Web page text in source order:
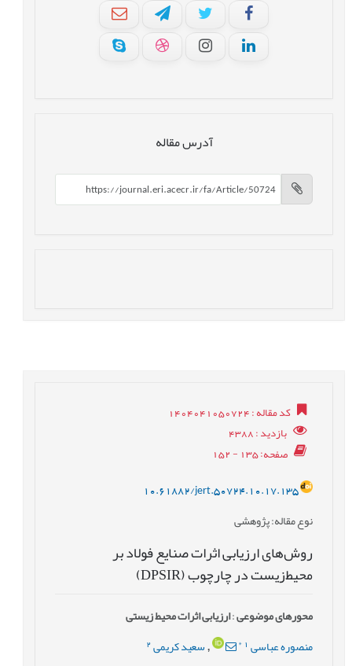
آدرس مقاله
کد مقاله: 1404041050724
بازدید: 4388
صفحه: 135 - 152
10.61882/jert.50724.10.17.135
نوع مقاله: پژوهشی
روش‌های ارزیابی اثرات صنایع فولاد بر
محیط‌زیست در چارچوب (DPSIR)
محورهای موضوعی:ارزیابی اثرات محیط زیستی
منصوره عباسی *
,سعید کریمی 2